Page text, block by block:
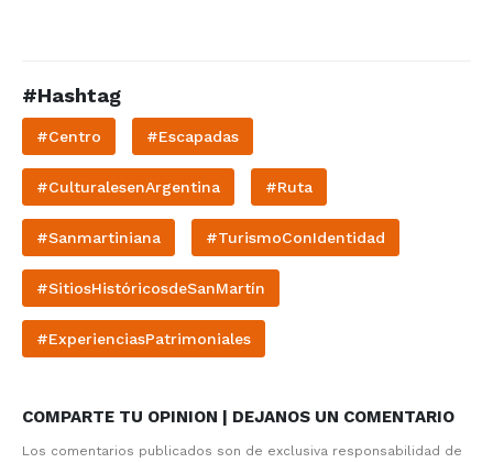
#Hashtag
#Centro #Escapadas
#CulturalesenArgentina #Ruta
#Sanmartiniana #TurismoConIdentidad
#SitiosHistóricosdeSanMartín
#ExperienciasPatrimoniales
COMPARTE TU OPINION | DEJANOS UN COMENTARIO
Los comentarios publicados son de exclusiva responsabilidad de